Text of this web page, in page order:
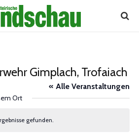
Gimplach, Trofaiach
« Alle Veranstaltungen
Ort
gefunden.